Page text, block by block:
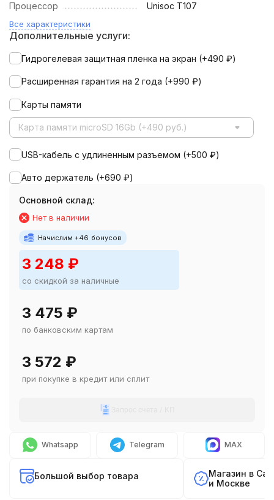
Процессор
Unisoc T107
Все характеристики
Дополнительные услуги:
Гидрогелевая защитная пленка на экран (+490 ₽)
Расширенная гарантия на 2 года (+990 ₽)
Карты памяти
Карта памяти microSD 16Gb (+490 руб.)
USB-кабель с удлиненным разъемом (+500 ₽)
Авто держатель (+690 ₽)
Основной склад:
Нет в наличии
Начислим +46 бонусов
3 248 ₽
со скидкой за наличные
3 475 ₽
по банковским картам
3 572 ₽
при покупке в кредит или сплит
Whatsapp Telegram MAX
Большой выбор товара
Магазин в
и Москве